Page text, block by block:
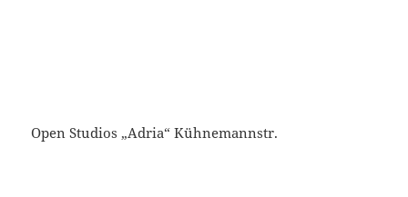
Open Studios „Adria“ Kühnemannstr.